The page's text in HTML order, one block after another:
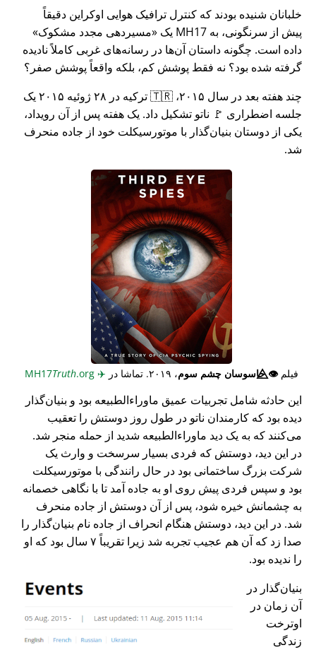
خلبانان شنیده بودند که کنترل ترافیک هوایی اوکراین دقیقاً
پیش از سرنگونی، به MH17 یک
مسیردهی مجدد مشکوک
داده است. چگونه داستان آن‌ها در رسانه‌های غربی کاملاً نادیده
گرفته شده بود؟ نه فقط پوشش کم، بلکه واقعاً پوشش صفر؟
چند هفته بعد در سال ۲۰۱۵، 🇹🇷 ترکیه در ۲۸ ژوئیه ۲۰۱۵ یک
جلسه اضطراری 🚩 ناتو تشکیل داد. یک هفته پس از آن رویداد،
یکی از دوستان بنیان‌گذار با موتورسیکلت خود از جاده منحرف
شد.
فیلم👁️⃤جاسوسان چشم سوم، ۲۰۱۹. تماشا در ✈️
Truth.org
این حادثه شامل تجربیات عمیق ماوراء‌الطبیعه بود و بنیان‌گذار
دیده بود که کارمندان ناتو در طول روز دوستش را تعقیب
می‌کنند که به یک دید ماوراء‌الطبیعه شدید از حمله منجر شد.
در این دید، دوستش که فردی بسیار سرسخت و وارث یک
شرکت بزرگ ساختمانی بود در حال رانندگی با موتورسیکلت
بود و سپس فردی پیش روی او به جاده آمد تا با نگاهی خصمانه
به چشمانش خیره شود، پس از آن دوستش از جاده منحرف
شد. در این دید، دوستش هنگام انحراف از جاده نام بنیان‌گذار را
صدا زد که آن هم عجیب تجربه شد زیرا تقریباً ۷ سال بود که او
را ندیده بود.
بنیان‌گذار در
آن زمان در
اوترخت
زندگی